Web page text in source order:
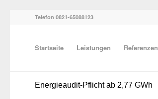
Telefon 0821-65088123
Startseite Leistungen Referenzen
Energieaudit-Pflicht ab 2,77 GWh